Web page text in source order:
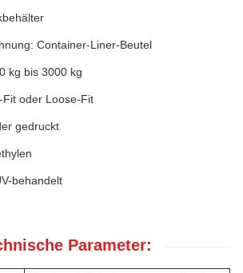
Container-Liner-Beutel
kg bis 3000 kg
oder Loose-Fit
gedruckt
behandelt
Parameter: